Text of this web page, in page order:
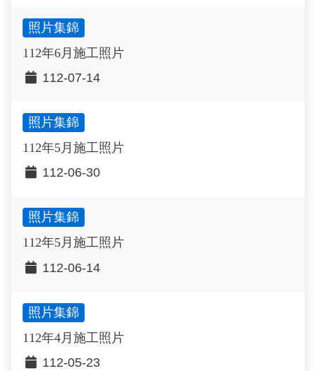
照片集錦
112年6月施工照片
112-07-14
照片集錦
112年5月施工照片
112-06-30
照片集錦
112年5月施工照片
112-06-14
照片集錦
112年4月施工照片
112-05-23